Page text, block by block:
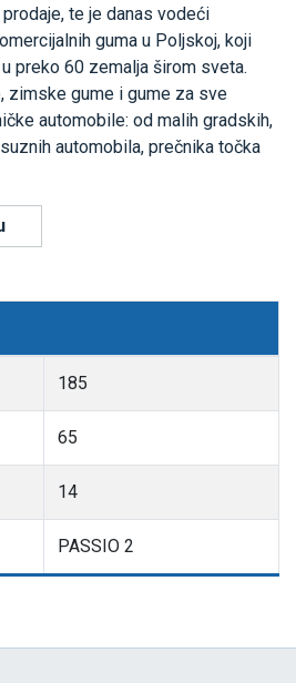
te je danas vodeći
guma u Poljskoj, koji
preko 60 zemalja širom sveta.
zimske gume i gume za sve
automobile: od malih gradskih,
automobila, prečnika točka
185
65
14
PASSIO 2